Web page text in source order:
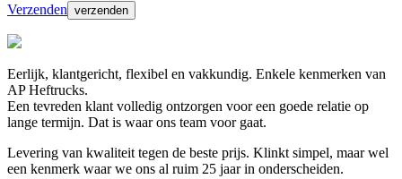
Verzenden
Eerlijk, klantgericht, flexibel en vakkundig. Enkele kenmerken van
AP Heftrucks.
Een tevreden klant volledig ontzorgen voor een goede relatie op
lange termijn. Dat is waar ons team voor gaat.
Levering van kwaliteit tegen de beste prijs. Klinkt simpel, maar wel
een kenmerk waar we ons al ruim 25 jaar in onderscheiden.